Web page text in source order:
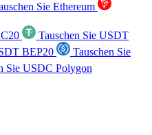
Sie Ethereum
Tauschen Sie USDT
BEP20
Tauschen Sie
Sie USDC Polygon